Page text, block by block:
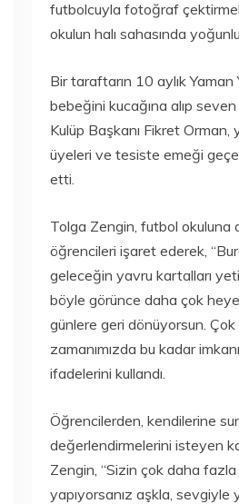
futbolcuyla fotoğraf
okulun halı sahasında
Bir taraftarın 10 aylık Yaman
bebeğini kucağına alıp
Kulüp Başkanı Fikret Orman,
üyeleri ve tesiste emeği
etti.
Tolga Zengin, futbol okuluna
öğrencileri işaret ederek,
geleceğin yavru kartalları
böyle görünce daha çok
günlere geri dönüyorsun.
zamanımızda bu kadar
ifadelerini kullandı.
Öğrencilerden, kendilerine
değerlendirmelerini isteyen
Zengin, “Sizin çok daha fazla
yapıyorsanız aşkla, sevgiyle